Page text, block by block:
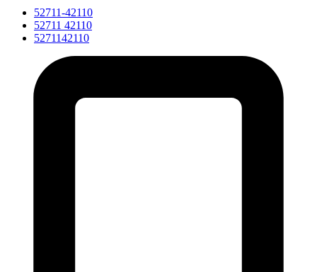
52711-42110
52711 42110
5271142110